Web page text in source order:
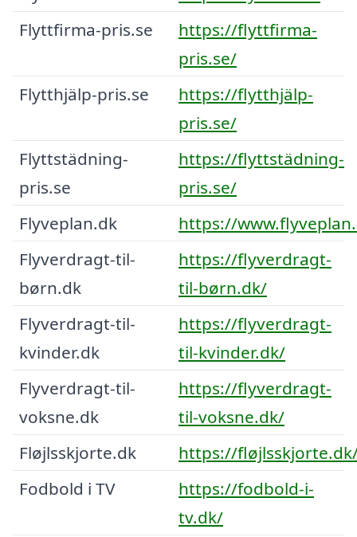
Flyttfirma-pris.se
https://flyttfirma-
pris.se/
Flytthjälp-pris.se
https://flytthjälp-
pris.se/
Flyttstädning-
pris.se
https://flyttstädning-
pris.se/
Flyveplan.dk
https://
Flyverdragt-til-
børn.dk
https://flyverdragt-
til-børn.dk/
Flyverdragt-til-
kvinder.dk
https://flyverdragt-
til-kvinder.dk/
Flyverdragt-til-
voksne.dk
https://flyverdragt-
til-voksne.dk/
Fløjlsskjorte.dk
https://
Fodbold i TV
https://fodbold-i-
tv.dk/